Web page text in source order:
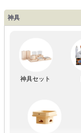
神具
神具セット